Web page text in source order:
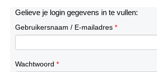
Gelieve je login gegevens in te vullen:
Gebruikersnaam / E-mailadres *
Wachtwoord *